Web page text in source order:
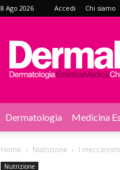
8 Ago 2026 Accedi Chi siamo
Dermatologia Medicina
Home Nutrizione I
Nutrizione